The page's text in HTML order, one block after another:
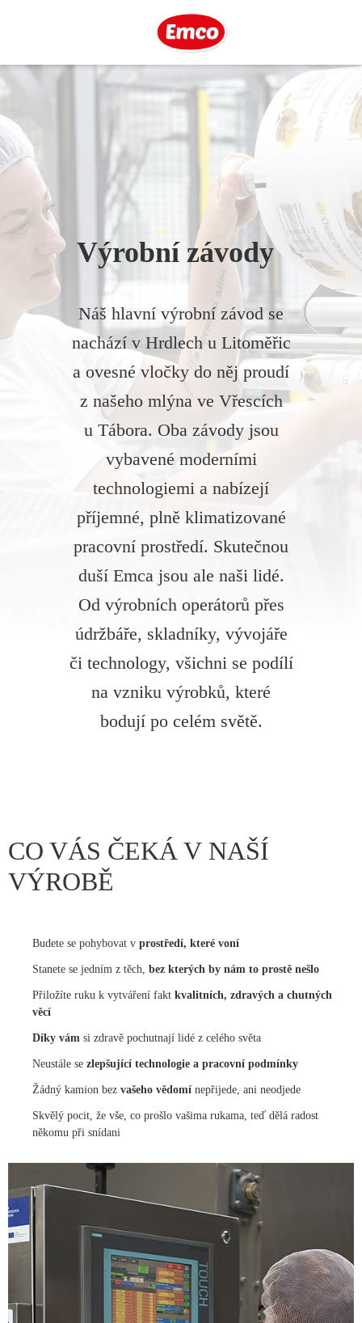
Výrobní závody
Náš hlavní výrobní závod se
nachází v Hrdlech u Litoměřic
a ovesné vločky do něj proudí
z našeho mlýna ve Vřescích
u Tábora. Oba závody jsou
vybavené moderními
technologiemi a nabízejí
příjemné, plně klimatizované
pracovní prostředí. Skutečnou
duší Emca jsou ale naši lidé.
Od výrobních operátorů přes
údržbáře, skladníky, vývojáře
či technology, všichni se podílí
na vzniku výrobků, které
bodují po celém světě.
CO VÁS ČEKÁ V NAŠÍ
VÝROBĚ
Budete se pohybovat v prostředí, které voní
Stanete se jedním z těch, bez kterých by nám to prostě nešlo
Přiložíte ruku k vytváření fakt kvalitních, zdravých a chutných
věcí
Díky vám si zdravě pochutnají lidé z celého světa
Neustále se zlepšující technologie a pracovní podmínky
Žádný kamion bez vašeho vědomí nepřijede, ani neodjede
Skvělý pocit, že vše, co prošlo vašima rukama, teď dělá radost
někomu při snídani